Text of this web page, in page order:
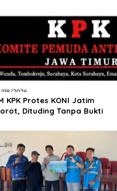
KPK Protes KONI Jatim
Dituding Tanpa Bukti